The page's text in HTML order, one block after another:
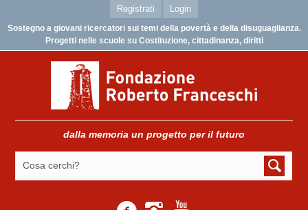
Registrati Login
Sostegno a giovani ricercatori sui temi della povertà e della disuguaglianza.
Progetti nelle scuole su Costituzione, cittadinanza, diritti
dalla memoria un progetto per il futuro